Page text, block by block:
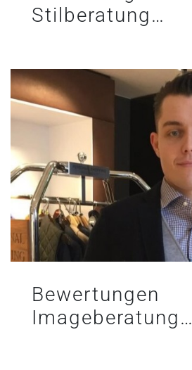
Stilberatung…
Bewertungen
Imageberatung…